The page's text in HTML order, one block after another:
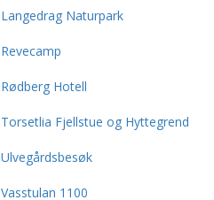
Langedrag Naturpark
Revecamp
Rødberg Hotell
Torsetlia Fjellstue og Hyttegrend
Ulvegårdsbesøk
Vasstulan 1100